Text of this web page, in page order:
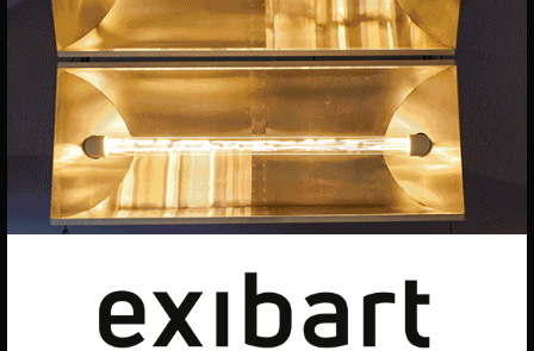
EXIBART SPAIN, S.L.U.
AVINGUDA ROMA, 12
08015 BARCELONA
CIF: B06956841
Contacto
Utilizamos cookies para ofrecerte la mejor experiencia en
nuestra web.